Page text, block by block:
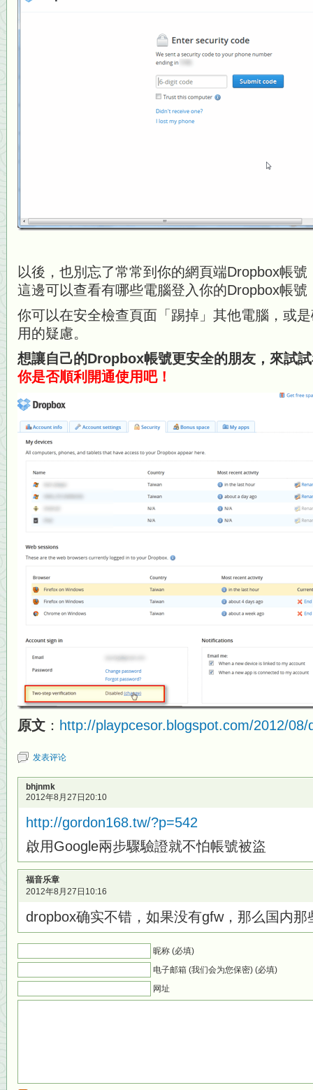
以後，也別忘了常常到你的網頁端Dropbox帳
這邊可以查看有哪些電腦登入你的Dropbox帳
你可以在安全檢查頁面「踢掉」其他電腦，或
用的疑慮。
想讓自己的Dropbox帳號更安全的朋友，來試
你是否順利開通使用吧！
原文 ： http://playpcesor.blogspot.com/2012/08/
发表评论
bhjnmk
2012年8月27日20:10
http://gordon168.tw/?p=542
啟用Google兩步驟驗證就不怕帳號被盜
福音乐章
2012年8月27日10:16
dropbox确实不错，如果没有gfw，那么国内那
昵称 (必填)
电子邮箱 (我们会为您保密) (必填)
网址